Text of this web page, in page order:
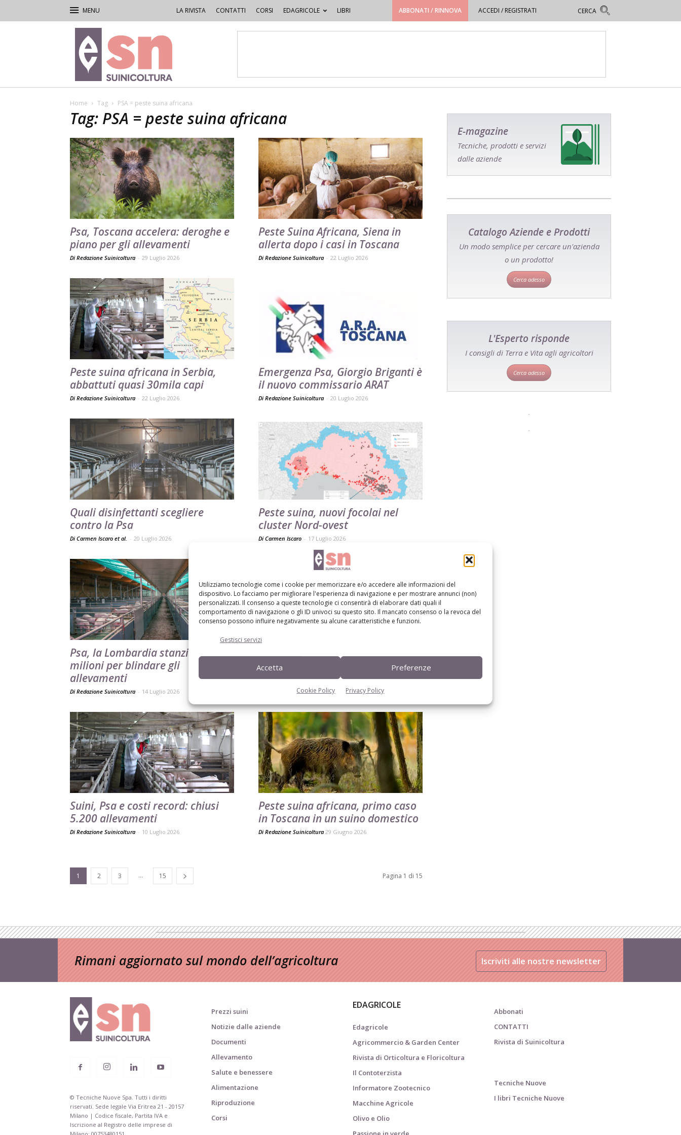
Utilizziamo tecnologie come i cookie per memorizzare e/o accedere alle informazioni del
dispositivo. Lo facciamo per migliorare l'esperienza di navigazione e per mostrare annunci (non)
personalizzati. Il consenso a queste tecnologie ci consentirà di elaborare dati quali il
comportamento di navigazione o gli ID univoci su questo sito. Il mancato consenso o la revoca del
consenso possono influire negativamente su alcune caratteristiche e funzioni.
Gestisci servizi
Accetta Preferenze
Cookie Policy Privacy Policy
LA RIVISTA CONTATTI CORSI EDAGRICOLE LIBRI ABBONATI / RINNOVA ACCEDI / REGISTRATI
Rivista
di
Suinicoltura
Home Tag PSA = peste suina africana
Tag: PSA = peste suina africana
Psa, Toscana accelera: deroghe e
piano per gli allevamenti
Di Redazione Suinicoltura - 29 Luglio 2026
Peste Suina Africana, Siena in
allerta dopo i casi in Toscana
Di Redazione Suinicoltura - 22 Luglio 2026
Peste suina africana in Serbia,
abbattuti quasi 30mila capi
Di Redazione Suinicoltura - 22 Luglio 2026
Emergenza Psa, Giorgio Briganti è
il nuovo commissario ARAT
Di Redazione Suinicoltura - 20 Luglio 2026
Quali disinfettanti scegliere
contro la Psa
Di Carmen Iscaro et al. - 20 Luglio 2026
Peste suina, nuovi focolai nel
cluster Nord-ovest
Di Carmen Iscaro - 17 Luglio 2026
Psa, la Lombardia stanzia 4,8
milioni per blindare gli
allevamenti
Di Redazione Suinicoltura - 14 Luglio 2026
Suinicoltura mantovana nella
morsa di Psa e costi
DiRedazione Suinicoltura 14 Luglio 2026
Suini, Psa e costi record: chiusi
5.200 allevamenti
Di Redazione Suinicoltura - 10 Luglio 2026
Peste suina africana, primo caso
in Toscana in un suino domestico
Di Redazione Suinicoltura 29 Giugno 2026
1 2 3 ... 15 Pagina 1 di 15
E-magazine
Tecniche, prodotti e servizi
dalle aziende
Catalogo Aziende e Prodotti
Un modo semplice per cercare un'azienda
o un prodotto!
Cerca adesso
L'Esperto risponde
I consigli di Terra e Vita agli agricoltori
Cerca adesso
Rimani aggiornato sul mondo dell’agricoltura Iscriviti alle nostre newsletter
© Tecniche Nuove Spa. Tutti i diritti
riservati. Sede legale Via Eritrea 21 - 20157
Milano | Codice fiscale, Partita IVA e
Iscrizione al Registro delle imprese di
Prezzi suini
Notizie dalle aziende
Documenti
Allevamento
Salute e benessere
Alimentazione
Riproduzione
Corsi
EDAGRICOLE
Edagricole
Agricommercio & Garden Center
Rivista di Orticoltura e Floricoltura
Il Contoterzista
Informatore Zootecnico
Macchine Agricole
Olivo e Olio
Abbonati
CONTATTI
Rivista di Suinicoltura
Tecniche Nuove
I libri Tecniche Nuove